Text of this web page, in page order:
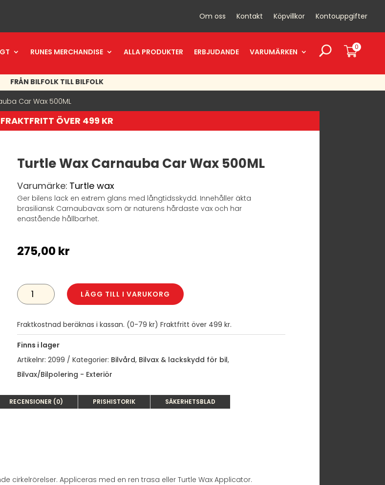
Om oss Kontakt Köpvillkor Kontouppgifter
RUNES MERCHANDISE ALLA PRODUKTER ERBJUDANDE VARUMÄRKEN
0
FRÅN BILFOLK TILL BILFOLK
Car Wax 500ML
FRAKTFRITT ÖVER 499 KR
Turtle Wax Carnauba Car Wax 500ML
Varumärke: Turtle wax
Ger bilens lack en extrem glans med långtidsskydd. Innehåller äkta
brasiliansk Carnaubavax som är naturens hårdaste vax och har
enastående hållbarhet.
275,00 kr
TURTLE
WAX
CARNAUBA
CAR
500ML
MÄNGD
LÄGG TILL I VARUKORG
Fraktkostnad beräknas i kassan. (0-79 kr) Fraktfritt över 499 kr.
Finns i lager
Artikelnr: 2099 Kategorier: Bilvård, Bilvax & lackskydd för bil,
Bilvax/Bilpolering - Exteriör
RECENSIONER (0) PRISHISTORIK SÄKERHETSBLAD
cirkelrörelser. Appliceras med en ren trasa eller Turtle Wax Applicator.